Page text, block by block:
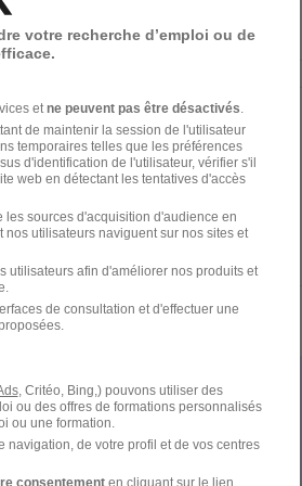
26
votre recherche d’emploi ou de
etne peuvent pas être désactivés.
de maintenir la session de l'utilisateur
temporaires telles que les préférences
d'identification de l'utilisateur, vérifier s'il
web en détectant les tentatives d'accès
sources d'acquisition d'audience en
utilisateurs naviguent sur nos sites et
utilisateurs afin d'améliorer nos produits et
de consultation et d'effectuer une
, Critéo, Bing,) pouvons utiliser des
ou des offres de formations personnalisés
ou une formation.
de votre profil et de vos centres
consentementen cliquant sur le lien